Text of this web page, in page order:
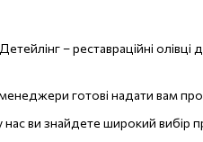
– реставраційні
готові надати вам
ви знайдете широкий вибір